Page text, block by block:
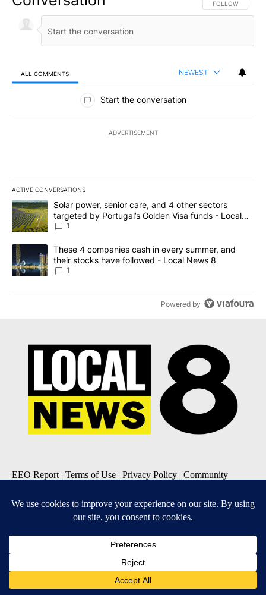
FOLLOW THIS
FOLLOW
ALL COMMENTS NEWEST
All Comments
Start the conversation
ADVERTISEMENT
ACTIVE CONVERSATIONS
The following is a list of the most commented articles in the last
A trending article titled "Solar power, senior care, and 4 other
Solar power, senior care, and 4 other sectors
targeted by Portugal’s Golden Visa funds - Local
News 8
1
A trending article titled "These 4 companies cash in every
These 4 companies cash in every summer, and
their stocks have followed - Local News 8
1
Powered by
EEO Report | Terms of Use | Privacy Policy | Community
Applications|
Do Not Sell My Personal Information
SUBSCRIBE TO OUR EMAIL NEWSLETTERS